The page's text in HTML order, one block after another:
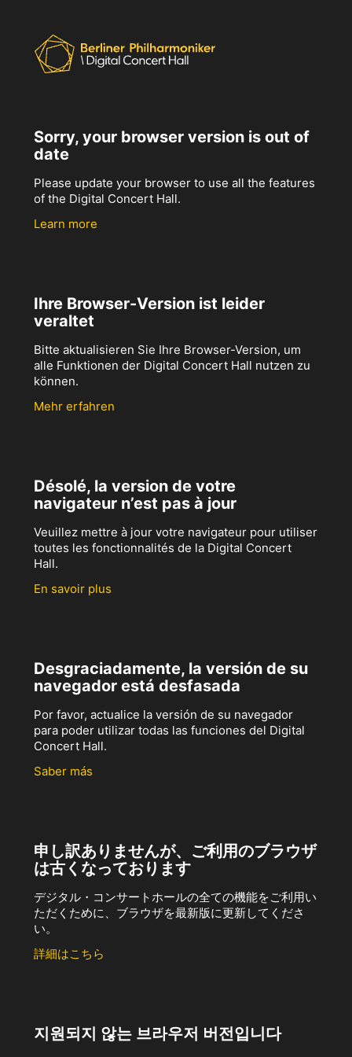
Sorry, your browser version is out of
date
Please update your browser to use all the features
of the Digital Concert Hall.
Learn more
Ihre Browser-Version ist leider
veraltet
Bitte aktualisieren Sie Ihre Browser-Version, um
alle Funktionen der Digital Concert Hall nutzen zu
können.
Mehr erfahren
Désolé, la version de votre
navigateur n’est pas à jour
Veuillez mettre à jour votre navigateur pour utiliser
toutes les fonctionnalités de la Digital Concert
Hall.
En savoir plus
Desgraciadamente, la versión de su
navegador está desfasada
Por favor, actualice la versión de su navegador
para poder utilizar todas las funciones del Digital
Concert Hall.
Saber más
申し訳ありませんが、ご利用のブラウザ
は古くなっております
デジタル・コンサートホールの全ての機能をご利用い
ただくために、ブラウザを最新版に更新してくださ
い。
詳細はこちら
지원되지 않는 브라우저 버전입니다